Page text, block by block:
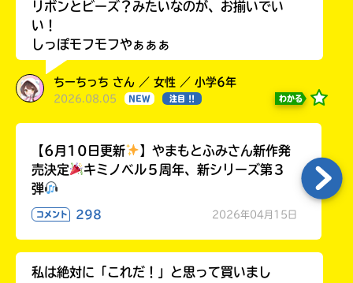
リボンとビーズ？みたいなのが、お揃いでい
い！
しっぽモフモフやぁぁぁ
ちーちっち さん ／ 女性 ／ 小学6年
2026.08.05 NEW 注目 !! わかる
【6月10日更新
】やまもとふみさん新作発
売決定
キミノベル５周年、新シリーズ第３
弾
コメント 298 2026年04月15日
私は絶対に「これだ！」と思って買いまし